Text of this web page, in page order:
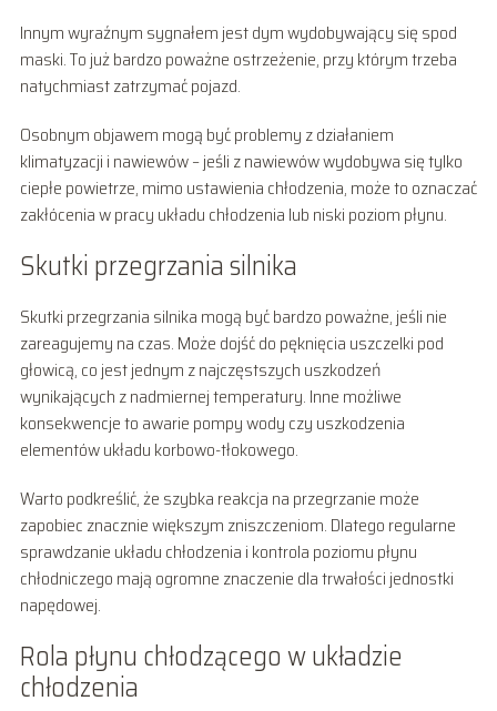
Innym wyraźnym sygnałem jest dym wydobywający się spod
maski. To już bardzo poważne ostrzeżenie, przy którym trzeba
natychmiast zatrzymać pojazd.
Osobnym objawem mogą być problemy z działaniem
klimatyzacji i nawiewów – jeśli z nawiewów wydobywa się tylko
ciepłe powietrze, mimo ustawienia chłodzenia, może to oznaczać
zakłócenia w pracy układu chłodzenia lub niski poziom płynu.
Skutki przegrzania silnika
Skutki przegrzania silnika mogą być bardzo poważne, jeśli nie
zareagujemy na czas. Może dojść do pęknięcia uszczelki pod
głowicą, co jest jednym z najczęstszych uszkodzeń
wynikających z nadmiernej temperatury. Inne możliwe
konsekwencje to awarie pompy wody czy uszkodzenia
elementów układu korbowo-tłokowego.
Warto podkreślić, że szybka reakcja na przegrzanie może
zapobiec znacznie większym zniszczeniom. Dlatego regularne
sprawdzanie układu chłodzenia i kontrola poziomu płynu
chłodniczego mają ogromne znaczenie dla trwałości jednostki
napędowej.
Rola płynu chłodzącego w układzie
chłodzenia